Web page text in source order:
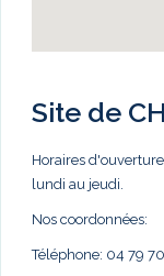
Site de
Horaires
lundi au jeudi.
Nos coordonnées:
Téléphone: 04 79